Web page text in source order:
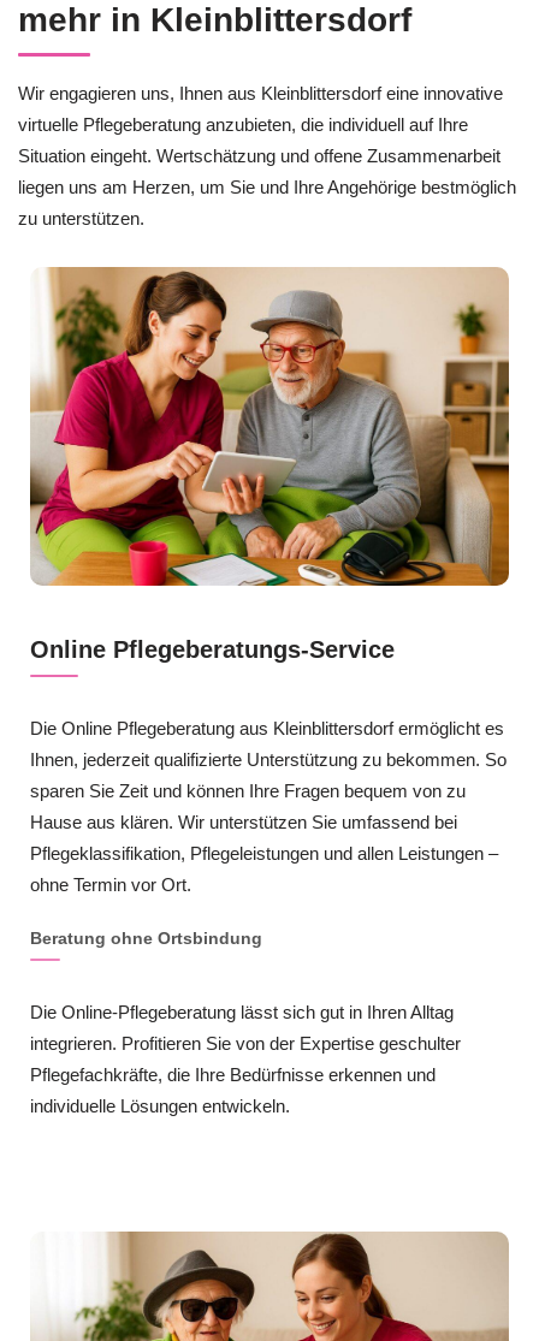
mehr in Kleinblittersdorf
Wir engagieren uns, Ihnen aus Kleinblittersdorf eine innovative
virtuelle Pflegeberatung anzubieten, die individuell auf Ihre
Situation eingeht. Wertschätzung und offene Zusammenarbeit
liegen uns am Herzen, um Sie und Ihre Angehörige bestmöglich
zu unterstützen.
Online Pflegeberatungs-Service
Die Online Pflegeberatung aus Kleinblittersdorf ermöglicht es
Ihnen, jederzeit qualifizierte Unterstützung zu bekommen. So
sparen Sie Zeit und können Ihre Fragen bequem von zu
Hause aus klären. Wir unterstützen Sie umfassend bei
Pflegeklassifikation, Pflegeleistungen und allen Leistungen –
ohne Termin vor Ort.
Beratung ohne Ortsbindung
Die Online-Pflegeberatung lässt sich gut in Ihren Alltag
integrieren. Profitieren Sie von der Expertise geschulter
Pflegefachkräfte, die Ihre Bedürfnisse erkennen und
individuelle Lösungen entwickeln.